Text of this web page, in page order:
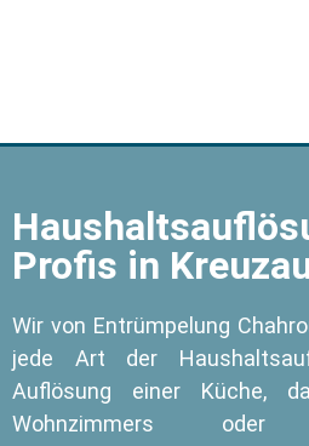
Profis in
Wir von Entrümpelung
jede Art der
Auflösung einer Küche,
Wohnzimmers